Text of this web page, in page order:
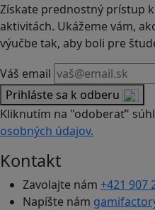
Získate prednostný prístup
aktivitách. Ukážeme vám,
výučbe tak, aby boli pre
Váš email
Prihláste sa k odberu
Kliknutím na "odoberať"
osobných údajov.
Kontakt
Zavolajte nám +421 907
Napíšte nám